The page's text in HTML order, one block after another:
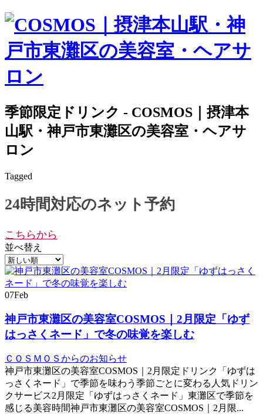
季節限定ドリンク - COSMOS｜摂津本
山駅・神戸市東灘区の美容室・ヘアサ
ロン
Tagged
24時間対応のネット予約
こちらから
並べ替え
07Feb
神戸市東灘区の美容室COSMOS｜2月限定「ゆず
はっさくネード」で冬の味覚を楽しむ
ＣＯＳＭＯＳからのお知らせ
神戸市東灘区の美容室COSMOS｜2月限定ドリンク「ゆずは
っさくネード」で季節を味わう季節ごとに変わる人気ドリン
クサービス2月限定「ゆずはっさくネード」東灘区で季節を
感じる美容時間神戸市東灘区の美容室COSMOS｜2月限...